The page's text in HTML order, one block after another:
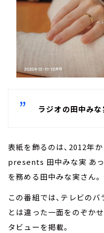
ラジオの田中みな
表紙を飾るのは、2012年
presents 田中みな実 あっ
を務める田中みな実さん。
この番組では、テレビの
とは違った一面をのぞか
タビューを掲載。